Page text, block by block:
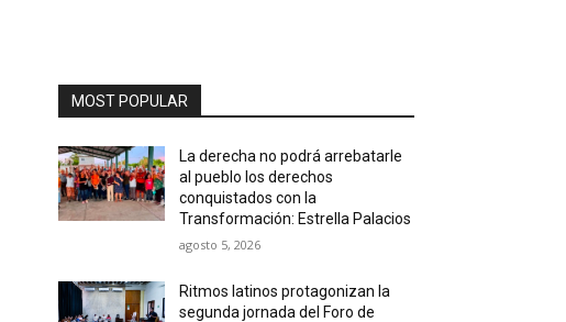
MOST POPULAR
La derecha no podrá arrebatarle
al pueblo los derechos
conquistados con la
Transformación: Estrella Palacios
agosto 5, 2026
Ritmos latinos protagonizan la
segunda jornada del Foro de